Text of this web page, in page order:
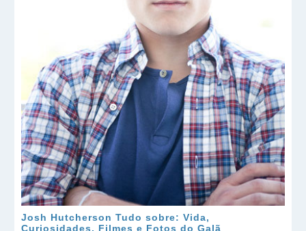
Josh Hutcherson Tudo sobre: Vida,
Curiosidades, Filmes e Fotos do Galã